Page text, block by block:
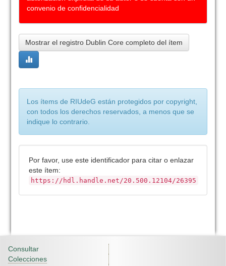
convenio de confidencialidad
Mostrar el registro Dublin Core completo del ítem
Los ítems de RIUdeG están protegidos por copyright,
con todos los derechos reservados, a menos que se
indique lo contrario.
Por favor, use este identificador para citar o enlazar
este ítem:
https://hdl.handle.net/20.500.12104/26395
Consultar
Colecciones